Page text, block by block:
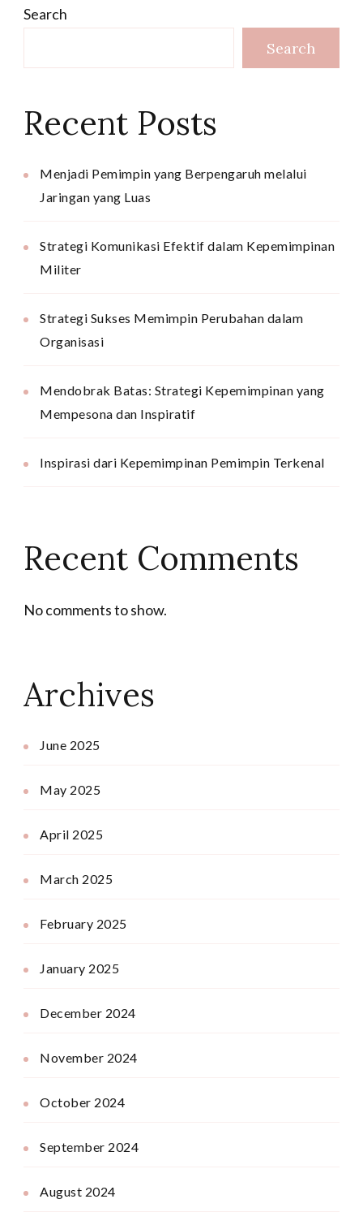
Search
Search
Recent Posts
Menjadi Pemimpin yang Berpengaruh melalui
Jaringan yang Luas
Strategi Komunikasi Efektif dalam Kepemimpinan
Militer
Strategi Sukses Memimpin Perubahan dalam
Organisasi
Mendobrak Batas: Strategi Kepemimpinan yang
Mempesona dan Inspiratif
Inspirasi dari Kepemimpinan Pemimpin Terkenal
Recent Comments
No comments to show.
Archives
June 2025
May 2025
April 2025
March 2025
February 2025
January 2025
December 2024
November 2024
October 2024
September 2024
August 2024